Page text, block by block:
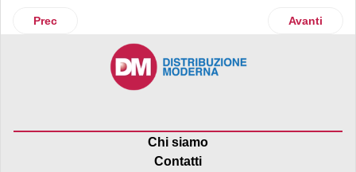
Articolo precedente: Torna la campagna annuale di
Prec Articolo
Avanti
Chi siamo
Contatti